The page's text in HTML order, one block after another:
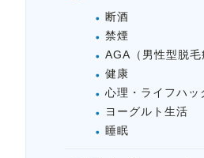
断酒
禁煙
AGA（男性型脱毛
健康
心理・ライフハッ
ヨーグルト生活
睡眠